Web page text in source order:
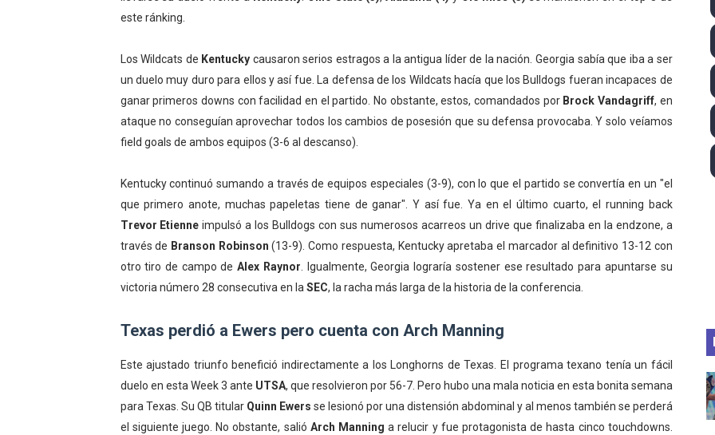
Raquel Rodriguez es la nueva monarca Intercontinental, su primer título individual en
Athletes Unlimited Softball League 2026 - Las Utah Talons son bicampeonas de la AUSL
Mundial de piragüismo slalom 2026 (Oklahoma City, Estados Unidos) - Miquel Travé
Tour de Francia masculino 2026 - Tadej Pogacar entra en el selecto grupo de los
Mundial de Fórmula 1 2026 - Lando Norris consigue en Hungría su primera victoria
Campeonato de Europa de saltos 2026 (París, Francia) - Bronce para Jorge y Ana
este ránking.
Los Wildcats de Kentucky causaron serios estragos a la antigua líder de la nación. Georgia sabía que iba a ser
un duelo muy duro para ellos y así fue. La defensa de los Wildcats hacía que los Bulldogs fueran incapaces de
ganar primeros downs con facilidad en el partido. No obstante, estos, comandados por Brock Vandagriff, en
ataque no conseguían aprovechar todos los cambios de posesión que su defensa provocaba. Y solo veíamos
field goals de ambos equipos (3-6 al descanso).
Kentucky continuó sumando a través de equipos especiales (3-9), con lo que el partido se convertía en un "el
que primero anote, muchas papeletas tiene de ganar". Y así fue. Ya en el último cuarto, el running back
Trevor Etienne impulsó a los Bulldogs con sus numerosos acarreos un drive que finalizaba en la endzone, a
través de Branson Robinson (13-9). Como respuesta, Kentucky apretaba el marcador al definitivo 13-12 con
otro tiro de campo deAlex Raynor . Igualmente, Georgia lograría sostener ese resultado para apuntarse su
victoria número 28 consecutiva en la SEC, la racha más larga de la historia de la conferencia.
Texas perdió a Ewers pero cuenta con Arch Manning
Este ajustado triunfo benefició indirectamente a los Longhorns de Texas. El programa texano tenía un fácil
duelo en esta Week 3 ante UTSA, que resolvieron por 56-7. Pero hubo una mala noticia en esta bonita semana
para Texas. Su QB titular Quinn Ewers se lesionó por una distensión abdominal y al menos también se perderá
el siguiente juego. No obstante, salió Arch Manninga relucir y fue protagonista de hasta cinco touchdowns.